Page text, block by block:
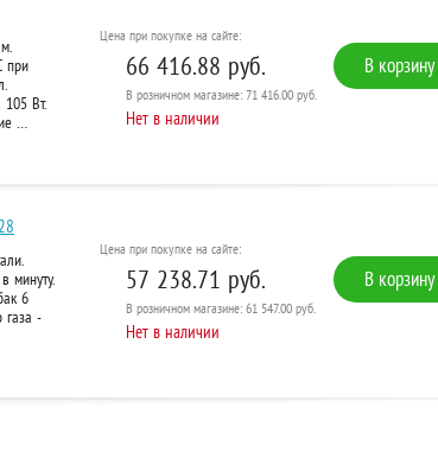
при
Вт.
…
Цена при покупке на сайте:
66 416.88 руб.
В розничном магазине: 71 416.00 руб.
Нет в наличии
В корзину
минуту.
6
газа -
Цена при покупке на сайте:
57 238.71 руб.
В розничном магазине: 61 547.00 руб.
Нет в наличии
В корзину